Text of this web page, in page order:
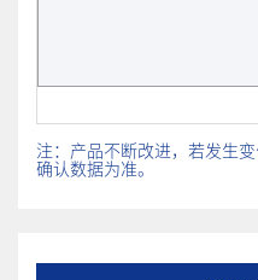
注：产品不断改进，若发生
确认数据为准。